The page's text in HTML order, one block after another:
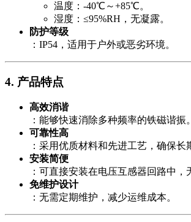
温度：-40℃～+85℃。
湿度：≤95%RH，无凝露。
防护等级
：IP54，适用于户外或恶劣环境。
4. 产品特点
高效消谐
：能够快速消除多种频率的铁磁谐振。
可靠性高
：采用优质材料和先进工艺，确保长
安装简便
：可直接安装在电压互感器回路中，
免维护设计
：无需定期维护，减少运维成本。